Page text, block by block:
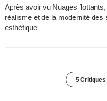
Après avoir vu Nuages
réalisme et de la modernité des
esthétique
5 Critiques